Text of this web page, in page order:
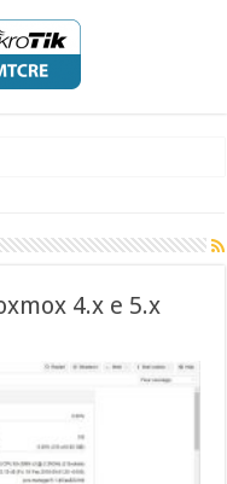
4.x e 5.x